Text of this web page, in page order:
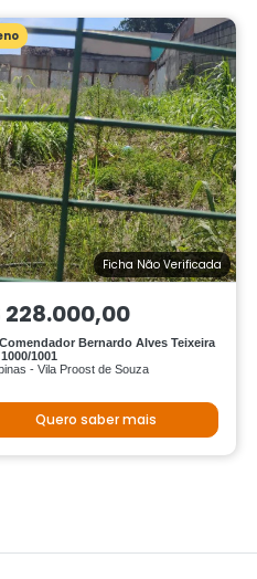
Ficha Não Verificada
228.000,00
Bernardo Alves Teixeira
1001
- Vila Proost de Souza
Quero saber mais